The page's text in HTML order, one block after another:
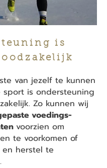
is
van jezelf te kunnen
sport is ondersteuning
Zo kunnen wij
voedings-
voorzien om
te voorkomen of
herstel te